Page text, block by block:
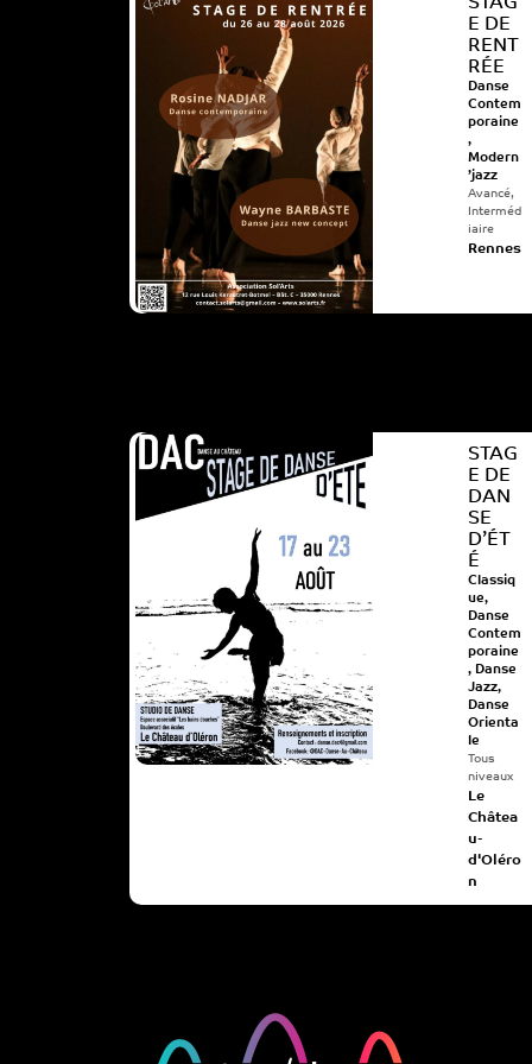
E DE
RENT
RÉE
Danse
Contem
poraine
,
Modern
’jazz
Avancé,
Interméd
iaire
Rennes
STAG
E DE
DAN
SE
D’ÉT
É
Classiq
ue,
Danse
Contem
poraine
, Danse
Jazz,
Danse
Orienta
le
Tous
niveaux
Le
Châtea
u-
d'Oléro
n